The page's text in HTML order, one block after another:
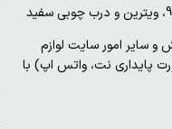
سایر امور سایت لوازم
پایداری نت، واتس اپ) با